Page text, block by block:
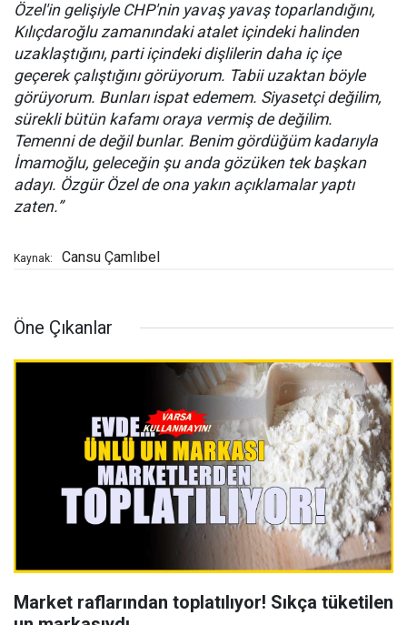
Özel'in gelişiyle CHP'nin yavaş yavaş toparlandığını,
Kılıçdaroğlu zamanındaki atalet içindeki halinden
uzaklaştığını, parti içindeki dişlilerin daha iç içe
geçerek çalıştığını görüyorum. Tabii uzaktan böyle
görüyorum. Bunları ispat edemem. Siyasetçi değilim,
sürekli bütün kafamı oraya vermiş de değilim.
Temenni de değil bunlar. Benim gördüğüm kadarıyla
İmamoğlu, geleceğin şu anda gözüken tek başkan
adayı. Özgür Özel de ona yakın açıklamalar yaptı
zaten.”
Kaynak: Cansu Çamlıbel
Öne Çıkanlar
Market raflarından toplatılıyor! Sıkça tüketilen